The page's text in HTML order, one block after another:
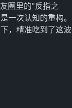
圈里的"反指之
次认知的重构。
，精准吃到了这波